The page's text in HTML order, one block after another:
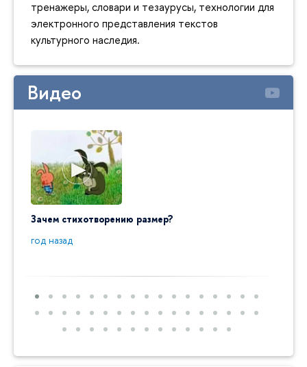
тренажеры, словари и тезаурусы, технологии для
электронного представления текстов
культурного наследия.
Видео
Зачем стихотворению размер?
год назад